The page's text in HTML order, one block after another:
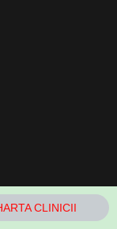
CLINICII